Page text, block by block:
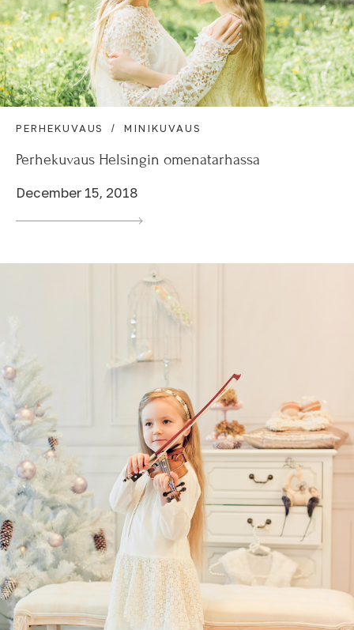
PERHEKUVAUS MINIKUVAUS
Perhekuvaus Helsingin omenatarhassa
December 15, 2018